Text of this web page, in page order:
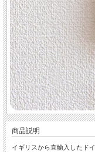
商品説明
イギリスから直輸入したド